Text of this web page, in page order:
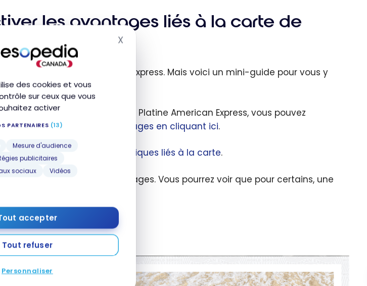
des cookies et vous
sur ceux que vous
activer
PARTENAIRES (13)
Mesure d'audience
publicitaires
sociaux
Vidéos
accepter
Tout refuser
Personnaliser
XMasquer le bandeau des cookies
les avantages liés à la carte de
Express?
sur le site d’American Express. Mais voici un mini-guide pour vous y
en lignepour votre carte de Platine American Express, vous pouvez
page d’inscription aux avantages en cliquant ici.
tous les avantages uniques liés à la carte.
donnés quant aux avantages. Vous pourrez voir que pour certains, une
annuel de 200$